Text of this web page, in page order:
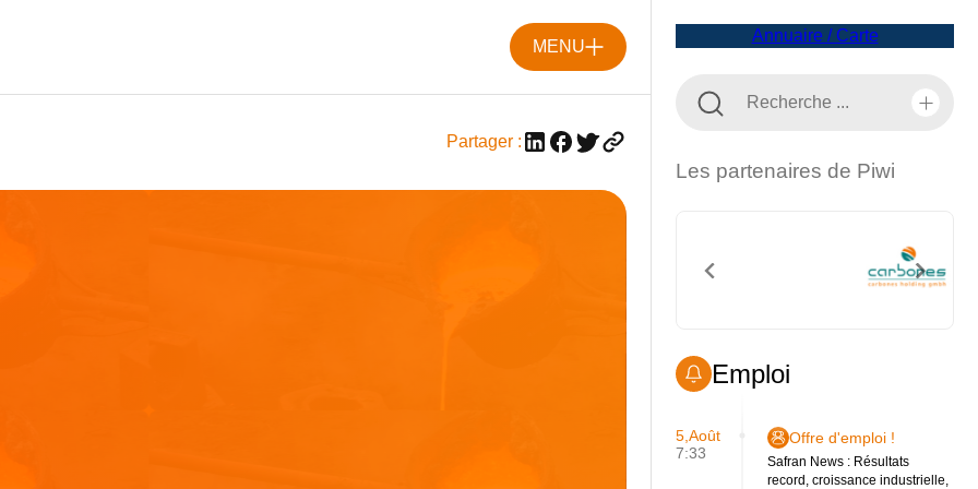
MENU
Partager :
Annuaire / Carte
Les partenaires de Piwi
Emploi
5,Août
7:33
Offre d'emploi !
Safran News : Résultats
record, croissance industrielle,